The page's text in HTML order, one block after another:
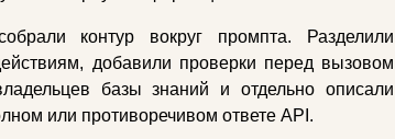
контур вокруг промпта. Разделили
добавили проверки перед вызовом
базы знаний и отдельно описали
или противоречивом ответе API.